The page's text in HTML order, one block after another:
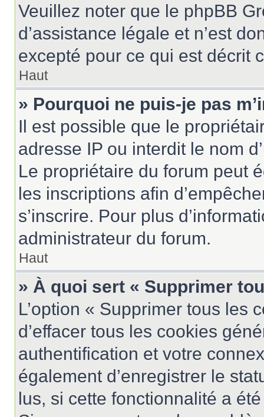
Veuillez noter que le phpBB
d’assistance légale et n’est
excepté pour ce qui est décrit
Haut
» Pourquoi ne puis-je pas
Il est possible que le
adresse IP ou interdit le nom
Le propriétaire du forum peut
les inscriptions afin
s’inscrire. Pour plus
administrateur du forum.
Haut
» À quoi sert « Supprimer
L’option « Supprimer tous les
d’effacer tous les cookies
authentification et votre
également d’enregistrer le
lus, si cette fonctionnalité a